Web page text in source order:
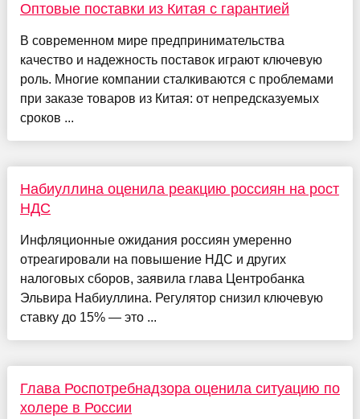
Оптовые поставки из Китая с гарантией
В современном мире предпринимательства
качество и надежность поставок играют ключевую
роль. Многие компании сталкиваются с проблемами
при заказе товаров из Китая: от непредсказуемых
сроков ...
Набиуллина оценила реакцию россиян на рост
НДС
Инфляционные ожидания россиян умеренно
отреагировали на повышение НДС и других
налоговых сборов, заявила глава Центробанка
Эльвира Набиуллина. Регулятор снизил ключевую
ставку до 15% — это ...
Глава Роспотребнадзора оценила ситуацию по
холере в России